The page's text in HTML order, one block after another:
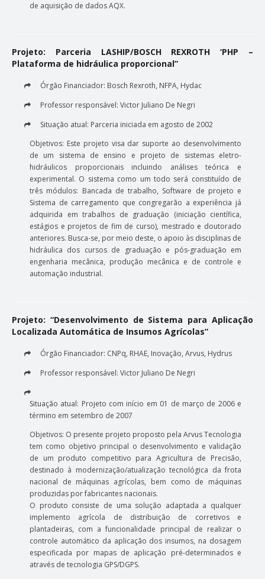
de aquisição de dados AQX.
Projeto: Parceria LASHIP/BOSCH REXROTH ‘PHP –
Plataforma de hidráulica proporcional”
Órgão Financiador: Bosch Rexroth, NFPA, Hydac
Professor responsável: Victor Juliano De Negri
Situação atual: Parceria iniciada em agosto de 2002
Objetivos: Este projeto visa dar suporte ao desenvolvimento
de um sistema de ensino e projeto de sistemas eletro-
hidráulicos proporcionais incluindo análises teórica e
experimental. O sistema como um todo será constituído de
três módulos: Bancada de trabalho, Software de projeto e
Sistema de carregamento que congregarão a experiência já
adquirida em trabalhos de graduação (iniciação científica,
estágios e projetos de fim de curso), mestrado e doutorado
anteriores. Busca-se, por meio deste, o apoio às disciplinas de
hidráulica dos cursos de graduação e pós-graduação em
engenharia mecânica, produção mecânica e de controle e
automação industrial.
Projeto: “Desenvolvimento de Sistema para Aplicação
Localizada Automática de Insumos Agrícolas”
Órgão Financiador: CNPq, RHAE, Inovação, Arvus, Hydrus
Professor responsável: Victor Juliano De Negri
Situação atual: Projeto com início em 01 de março de 2006 e
término em setembro de 2007
Objetivos: O presente projeto proposto pela Arvus Tecnologia
tem como objetivo principal o desenvolvimento e validação
de um produto competitivo para Agricultura de Precisão,
destinado à modernização/atualização tecnológica da frota
nacional de máquinas agrícolas, bem como de máquinas
produzidas por fabricantes nacionais.
O produto consiste de uma solução adaptada a qualquer
implemento agrícola de distribuição de corretivos e
plantadeiras, com a funcionalidade principal de realizar o
controle automático da aplicação dos insumos, na dosagem
especificada por mapas de aplicação pré-determinados e
através de tecnologia GPS/DGPS.